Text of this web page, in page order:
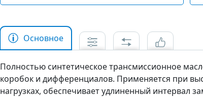
Основное
Полностью синтетическое трансмиссионное
коробок и дифференциалов. Применяется при
нагрузках, обеспечивает удлиненный интервал